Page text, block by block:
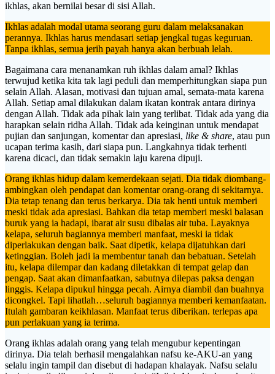
ikhlas, akan bernilai besar di sisi Allah.
Ikhlas adalah modal utama seorang guru dalam melaksanakan
perannya. Ikhlas harus mendasari setiap jengkal tugas keguruan.
Tanpa ikhlas, semua jerih payah hanya akan berbuah lelah.
Bagaimana cara menanamkan ruh ikhlas dalam amal? Ikhlas
terwujud ketika kita tak lagi peduli dan memperhitungkan siapa pun
selain Allah. Alasan, motivasi dan tujuan amal, semata-mata karena
Allah. Setiap amal dilakukan dalam ikatan kontrak antara dirinya
dengan Allah. Tidak ada pihak lain yang terlibat. Tidak ada yang dia
harapkan selain ridha Allah. Tidak ada keinginan untuk mendapat
pujian dan sanjungan, komentar dan apresiasi, like & share, atau pun
ucapan terima kasih, dari siapa pun. Langkahnya tidak terhenti
karena dicaci, dan tidak semakin laju karena dipuji.
Orang ikhlas hidup dalam kemerdekaan sejati. Dia tidak diombang-
ambingkan oleh pendapat dan komentar orang-orang di sekitarnya.
Dia tetap tenang dan terus berkarya. Dia tak henti untuk memberi
meski tidak ada apresiasi. Bahkan dia tetap memberi meski balasan
buruk yang ia hadapi, ibarat air susu dibalas air tuba. Layaknya
kelapa, seluruh bagiannya memberi manfaat, meski ia tidak
diperlakukan dengan baik. Saat dipetik, kelapa dijatuhkan dari
ketinggian. Boleh jadi ia membentur tanah dan bebatuan. Setelah
itu, kelapa dilempar dan kadang diletakkan di tempat gelap dan
pengap. Saat akan dimanfaatkan, sabutnya dilepas paksa dengan
linggis. Kelapa dipukul hingga pecah. Airnya diambil dan buahnya
dicongkel. Tapi lihatlah…seluruh bagiannya memberi kemanfaatan.
Itulah gambaran keikhlasan. Manfaat terus diberikan. terlepas apa
pun perlakuan yang ia terima.
Orang ikhlas adalah orang yang telah mengubur kepentingan
dirinya. Dia telah berhasil mengalahkan nafsu ke-AKU-an yang
selalu ingin tampil dan disebut di hadapan khalayak. Nafsu selalu